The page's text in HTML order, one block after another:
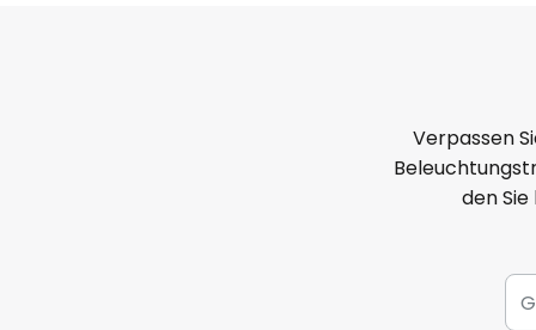
Verpassen
den